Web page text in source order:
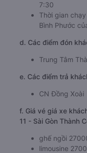
7:30
Thời gian
Bình Phước
d. Các điểm đón
Trung Tâm
e. Các điểm trả
CN Đồng Xoài
f. Giá vé giá xe
11 - Sài Gòn Thành
ghế ngồi
limousine